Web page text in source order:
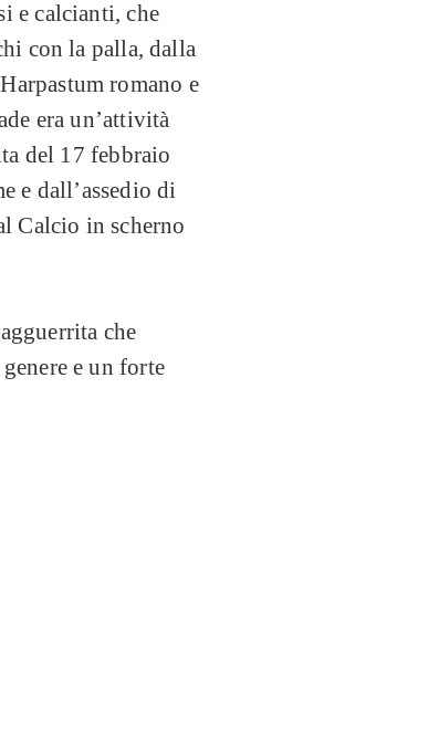
e calcianti, che
con la palla, dalla
romano e
era un’attività
del 17 febbraio
e dall’assedio di
Calcio in scherno
che
e un forte